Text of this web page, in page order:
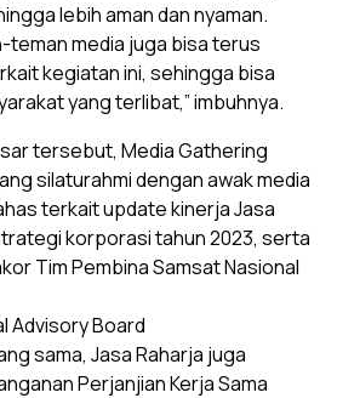
lebih aman dan nyaman.
teman media juga bisa terus
kegiatan ini, sehingga bisa
yang terlibat,” imbuhnya.
tersebut, Media Gathering
silaturahmi dengan awak media
terkait update kinerja Jasa
korporasi tahun 2023, serta
Tim Pembina Samsat Nasional
Advisory Board
sama, Jasa Raharja juga
Perjanjian Kerja Sama